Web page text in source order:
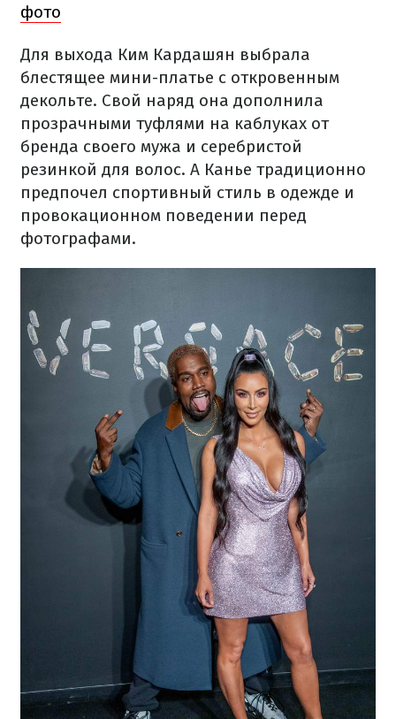
фото
Для выхода Ким Кардашян выбрала
блестящее мини-платье с откровенным
декольте. Свой наряд она дополнила
прозрачными туфлями на каблуках от
бренда своего мужа и серебристой
резинкой для волос. А Канье традиционно
предпочел спортивный стиль в одежде и
провокационном поведении перед
фотографами.